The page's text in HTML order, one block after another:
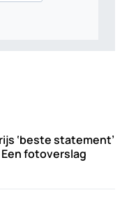
‘beste statement’
fotoverslag